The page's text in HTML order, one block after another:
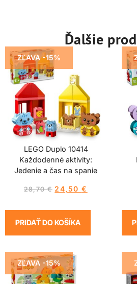
Ďalšie
ZĽAVA -15%
LEGO Duplo 10414
Každodenné aktivity:
Jedenie a čas na spanie
28,70€ 24,50€
PRIDAŤ DO KOŠÍKA
ZĽAVA -15%